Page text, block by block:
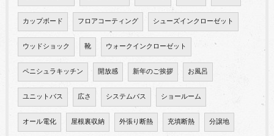
カップボード フロアコーティング シューズインクローゼット
ウッドショック 靴 ウォークインクローゼット
ペニシュラキッチン 開放感 新年のご挨拶 お風呂
ユニットバス 広さ システムバス ショールーム
オール電化 屋根裏収納 外張り断熱 充填断熱 分譲地